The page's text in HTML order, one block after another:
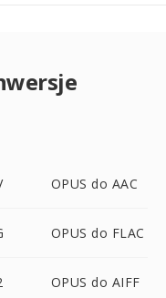
OPUS do AAC
OPUS do FLAC
OPUS do AIFF